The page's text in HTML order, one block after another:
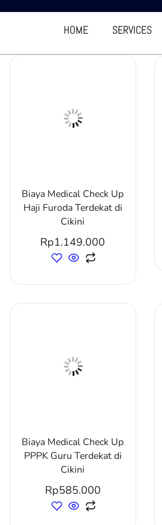
HOME SERVICES
Biaya Medical Check Up
Haji Furoda Terdekat di
Cikini
Rp1.149.000
Biaya Medical Check Up
PPPK Guru Terdekat di
Cikini
Rp585.000